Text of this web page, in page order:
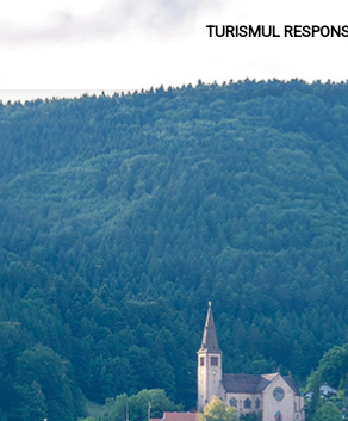
TURISMUL